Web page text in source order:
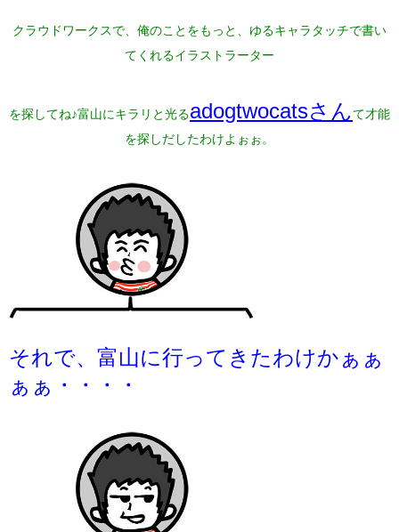
クラウドワークスで、俺のことをもっと、ゆるキャラタッチで書い
てくれるイラストラーター
を探してね♪富山にキラリと光るadogtwocatsさんて才能
を探しだしたわけよぉぉ。
それで、富山に行ってきたわけかぁぁ
ぁぁ・・・・